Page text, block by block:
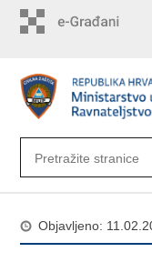
Objavljeno: